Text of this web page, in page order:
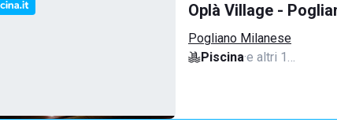
Oplà Village -
Pogliano Milanese
Piscina·e altri 1…